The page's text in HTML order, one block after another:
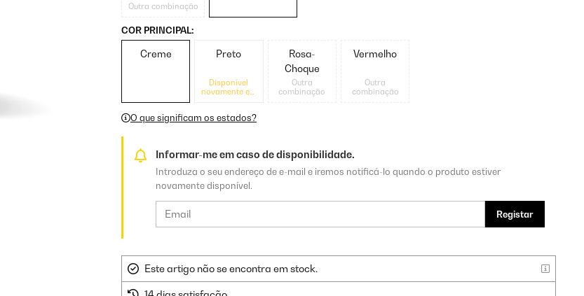
de refrigeração
Outra combinação
COR PRINCIPAL:
Creme Preto
Disponível
novamente em
Rosa-
Choque
Outra
combinação
Vermelho
Outra
combinação
O que significam os estados?
Informar-me em caso de disponibilidade.
Introduza o seu endereço de e-mail e iremos notificá-lo quando o produto estiver
novamente disponível.
Registar
Este artigo não se encontra em stock.